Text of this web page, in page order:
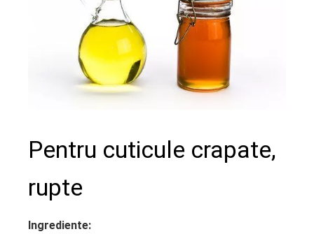
Pentru cuticule crapate,
rupte
Ingrediente: